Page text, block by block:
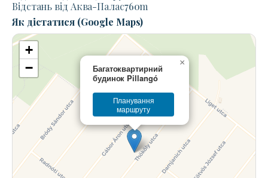
Відстань від Аква-Палас760m
Як дістатися (Google Maps)
Багатоквартирний
будинок Pillangó
Планування
маршруту
×
+
−